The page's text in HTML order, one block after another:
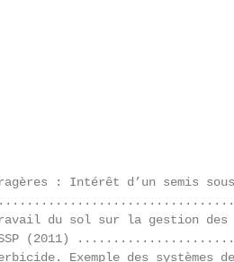
: Intérêt d’un semis
du sol sur la gestion
(2011)
Exemple des systèmes